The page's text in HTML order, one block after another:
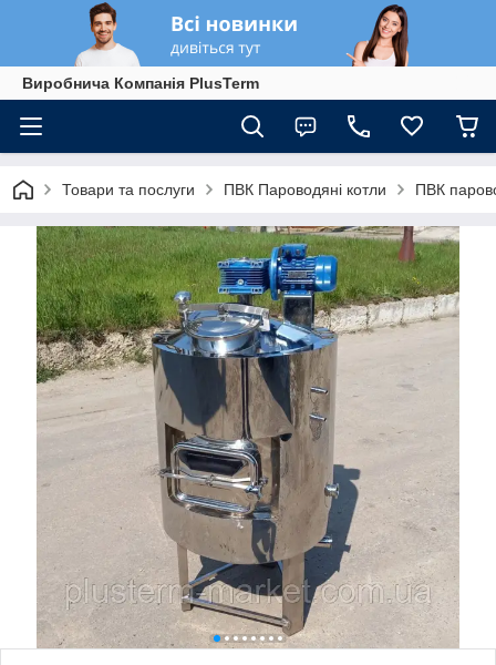
Виробнича Компанія PlusTerm
Товари та послуги ПВК Пароводяні котли ПВК